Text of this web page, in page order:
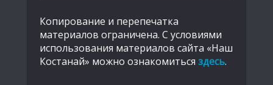
Копирование и перепечатка
материалов ограничена. С условиями
использования материалов сайта «Наш
Костанай» можно ознакомиться здесь.